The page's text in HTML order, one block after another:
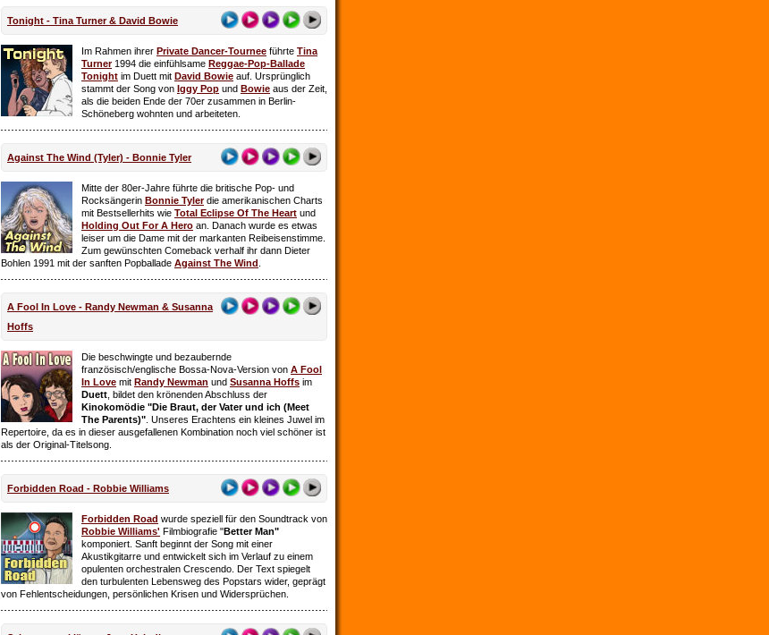
Tonight - Tina Turner & David Bowie
Im Rahmen ihrer Private Dancer-Tournee führte Tina
Turner 1994 die einfühlsame Reggae-Pop-Ballade
Tonight im Duett mit David Bowie auf. Ursprünglich
stammt der Song von Iggy Pop und Bowie aus der Zeit,
als die beiden Ende der 70er zusammen in Berlin-
Schöneberg wohnten und arbeiteten.
Against The Wind (Tyler) - Bonnie Tyler
Mitte der 80er-Jahre führte die britische Pop- und
Rocksängerin Bonnie Tylerdie amerikanischen Charts
mit Bestsellerhits wie Total Eclipse Of The Heart und
Holding Out For A Hero an. Danach wurde es etwas
leiser um die Dame mit der markanten Reibeisenstimme.
Zum gewünschten Comeback verhalf ihr dann Dieter
Bohlen 1991 mit der sanften Popballade Against The Wind
A Fool In Love - Randy Newman & Susanna
Hoffs
Die beschwingte und bezaubernde
französisch/englische Bossa-Nova-Version von A Fool
In Love mit Randy Newman und Susanna Hoffs im
Duett , bildet den krönenden Abschluss der
Kinokomödie "Die Braut, der Vater und ich (Meet
The Parents)" . Unseres Erachtens ein kleines Juwel im
Repertoire, da es in dieser ausgefallenen Kombination noch viel schöner ist
als der Original-Titelsong.
Forbidden Road - Robbie Williams
Forbidden Road wurde speziell für den Soundtrack von
Robbie Williams' Filmbiografie "Better Man"
komponiert. Sanft beginnt der Song mit einer
Akustikgitarre und entwickelt sich im Verlauf zu einem
opulenten orchestralen Crescendo. Der Text spiegelt
den turbulenten Lebensweg des Popstars wider, geprägt
von Fehlentscheidungen, persönlichen Krisen und Widersprüchen.